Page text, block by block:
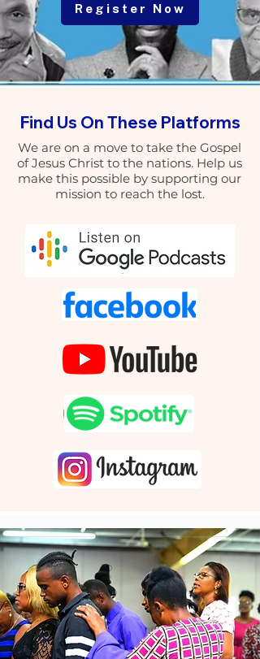
Register Now
Find Us On These Platforms
We are on a move to take the Gospel
of Jesus Christ to the nations. Help us
make this possible by supporting our
mission to reach the lost.